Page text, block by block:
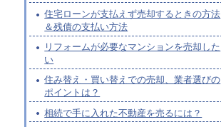
住宅ローンが支払えず売却するときの方法
＆残債の支払い方法
リフォームが必要なマンションを売却した
い
住み替え・買い替えでの売却、業者選びの
ポイントは？
相続で手に入れた不動産を売るには？